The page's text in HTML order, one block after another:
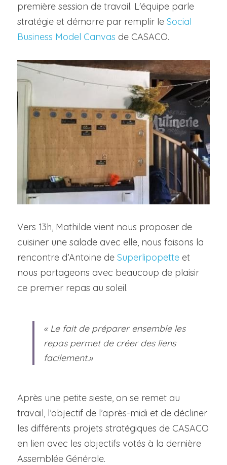
première session de travail. L'équipe parle
stratégie et démarre par remplir le Social
Business Model Canvas de CASACO.
Vers 13h, Mathilde vient nous proposer de
cuisiner une salade avec elle, nous faisons la
rencontre d’Antoine de Superlipopette et
nous partageons avec beaucoup de plaisir
ce premier repas au soleil.
« Le fait de préparer ensemble les
repas permet de créer des liens
facilement.»
Après une petite sieste, on se remet au
travail, l’objectif de l’après-midi et de décliner
les différents projets stratégiques de CASACO
en lien avec les objectifs votés à la dernière
Assemblée Générale.